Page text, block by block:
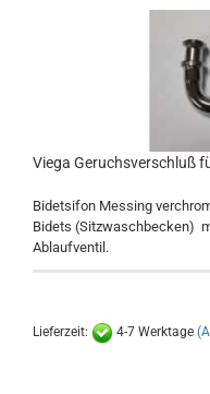
Viega Geruchsverschluß
Bidetsifon Messing
Bidets (Sitzwaschbecken)
Ablaufventil.
Lieferzeit: 4-7 Werktage